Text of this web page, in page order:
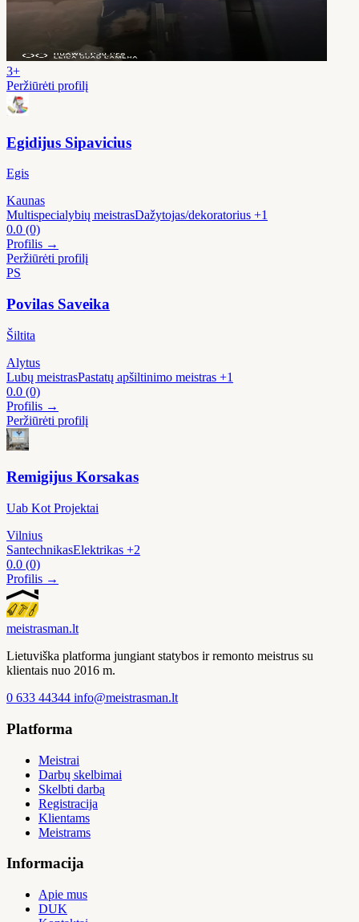
3+
Peržiūrėti profilį
Egidijus Sipavicius
Egis
Kaunas
Multispecialybių meistrasDažytojas/dekoratorius +1
0.0 (0)
Profilis →
Peržiūrėti profilį
PS
Povilas Saveika
Šiltita
Alytus
Lubų meistrasPastatų apšiltinimo meistras +1
0.0 (0)
Profilis →
Peržiūrėti profilį
Remigijus Korsakas
Uab Kot Projektai
Vilnius
SantechnikasElektrikas +2
0.0 (0)
Profilis →
meistrasman.lt
Lietuviška platforma jungiant statybos ir remonto meistrus su
klientais nuo 2016 m.
0 633 44344 info@meistrasman.lt
Platforma
Meistrai
Darbų skelbimai
Skelbti darbą
Registracija
Klientams
Meistrams
Informacija
Apie mus
DUK